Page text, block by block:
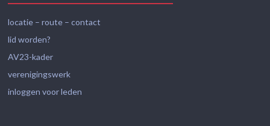
locatie – route – contact
lid worden?
AV23-kader
verenigingswerk
inloggen voor leden